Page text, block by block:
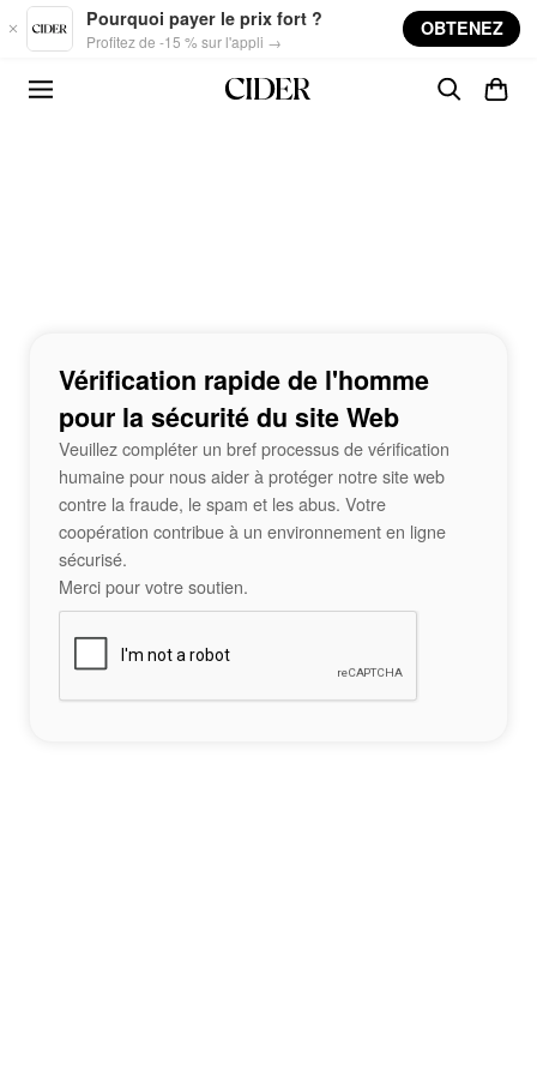
Skip to main content
Pourquoi payer le prix fort ?
Profitez de -15 % sur l'appli →
OBTENEZ
Vérification rapide de l'homme
pour la sécurité du site Web
Veuillez compléter un bref processus de vérification
humaine pour nous aider à protéger notre site web
contre la fraude, le spam et les abus. Votre
coopération contribue à un environnement en ligne
sécurisé.
Merci pour votre soutien.